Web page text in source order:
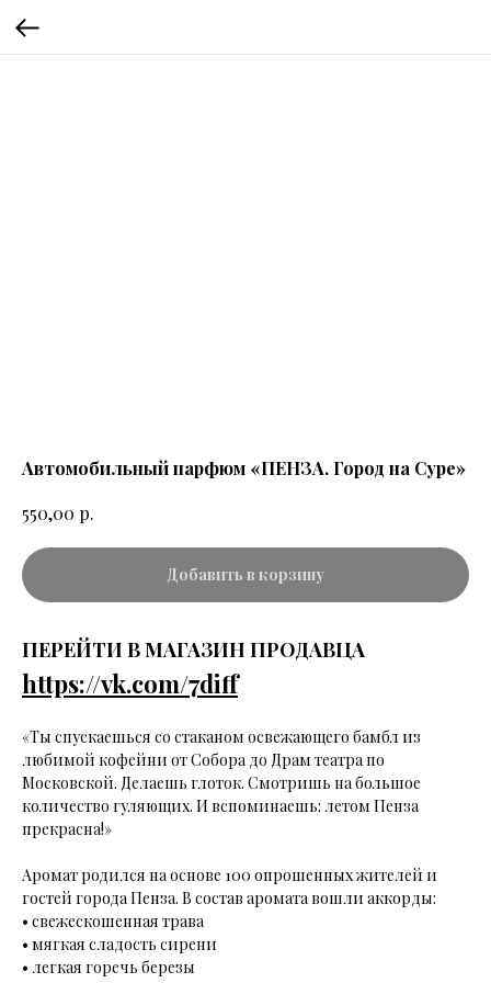
Автомобильный парфюм «ПЕНЗА. Город на Суре»
550,00 р.
Добавить в корзину
ПЕРЕЙТИ В МАГАЗИН ПРОДАВЦА
https://vk.com/7diff
«Ты спускаешься со стаканом освежающего бамбл из
любимой кофейни от Собора до Драм театра по
Московской. Делаешь глоток. Смотришь на большое
количество гуляющих. И вспоминаешь: летом Пенза
прекрасна!»
Аромат родился на основе 100 опрошенных жителей и
гостей города Пенза. В состав аромата вошли аккорды:
• свежескошенная трава
• мягкая сладость сирени
• легкая горечь березы